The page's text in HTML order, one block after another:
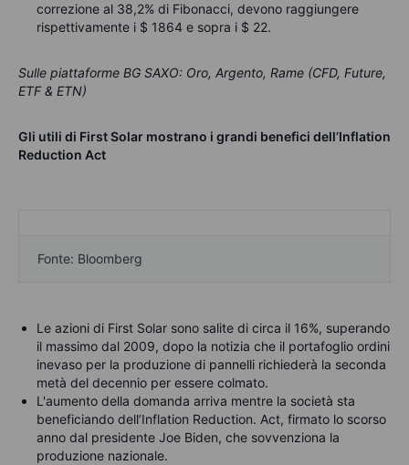
correzione al 38,2% di Fibonacci, devono raggiungere
rispettivamente i $ 1864 e sopra i $ 22.
Sulle piattaforme BG SAXO: Oro, Argento, Rame (CFD, Future,
ETF & ETN)
Gli utili di First Solar mostrano i grandi benefici dell’Inflation
Reduction Act
Fonte: Bloomberg
Le azioni di First Solar sono salite di circa il 16%, superando
il massimo dal 2009, dopo la notizia che il portafoglio ordini
inevaso per la produzione di pannelli richiederà la seconda
metà del decennio per essere colmato.
L'aumento della domanda arriva mentre la società sta
beneficiando dell’Inflation Reduction. Act, firmato lo scorso
anno dal presidente Joe Biden, che sovvenziona la
produzione nazionale.